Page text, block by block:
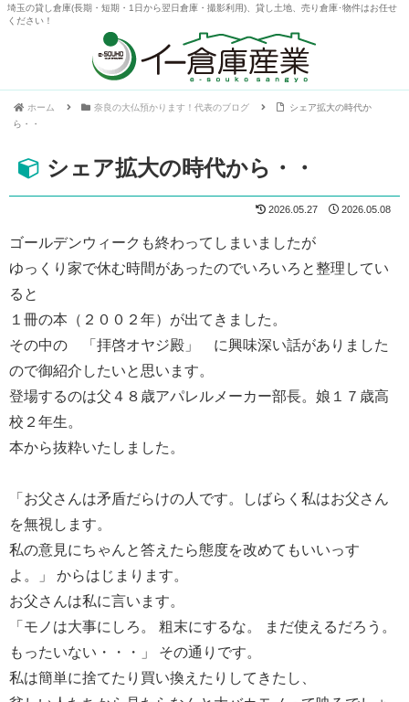
埼玉の貸し倉庫(長期・短期・1日から翌日倉庫・撮影利用)、貸し土地、売り倉庫･物件はお任せ
ください！
ホーム 奈良の大仏預かります！代表のブログ
シェア拡大の時代か
ら・・
シェア拡大の時代から・・
2026.05.08
2026.05.27
ゴールデンウィークも終わってしまいましたが
ゆっくり家で休む時間があったのでいろいろと整理してい
ると
１冊の本（２００２年）が出てきました。
その中の 「拝啓オヤジ殿」 に興味深い話がありました
ので御紹介したいと思います。
登場するのは父４８歳アパレルメーカー部長。娘１７歳高
校２年生。
本から抜粋いたしました。
「お父さんは矛盾だらけの人です。しばらく私はお父さん
を無視します。
私の意見にちゃんと答えたら態度を改めてもいいっす
よ。」 からはじまります。
お父さんは私に言います。
「モノは大事にしろ。 粗末にするな。 まだ使えるだろう。
もったいない・・・」 その通りです。
私は簡単に捨てたり買い換えたりしてきたし、